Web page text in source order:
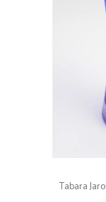
Tabara